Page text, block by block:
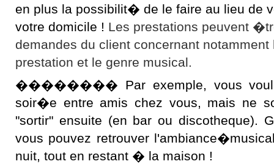
en plus la possibilit� de le faire au lieu de
votre domicile ! Les prestations peuvent
demandes du client concernant
prestation et le genre musical.
�������� Par exemple, vous
soir�e entre amis chez vous, mais ne
"sortir" ensuite (en bar ou discotheque).
vous pouvez retrouver
nuit, tout en restant � la maison !